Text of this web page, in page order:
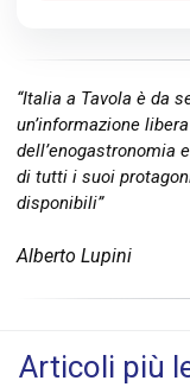
“Italia a Tavola è da
un’informazione
dell’enogastronomia
di tutti i suoi
disponibili”
Alberto Lupini
Articoli più